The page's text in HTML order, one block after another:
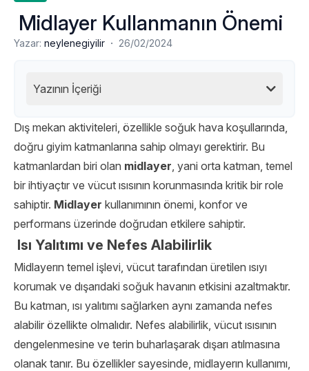
Midlayer Kullanmanın Önemi
Yazar: neylenegiyilir · 26/02/2024
Yazının İçeriği
Dış mekan aktiviteleri, özellikle soğuk hava koşullarında,
doğru giyim katmanlarına sahip olmayı gerektirir. Bu
katmanlardan biri olan midlayer, yani orta katman, temel
bir ihtiyaçtır ve vücut ısısının korunmasında kritik bir role
sahiptir. Midlayer kullanımının önemi, konfor ve
performans üzerinde doğrudan etkilere sahiptir.
Isı Yalıtımı ve Nefes Alabilirlik
Midlayerın temel işlevi, vücut tarafından üretilen ısıyı
korumak ve dışarıdaki soğuk havanın etkisini azaltmaktır.
Bu katman, ısı yalıtımı sağlarken aynı zamanda nefes
alabilir özellikte olmalıdır. Nefes alabilirlik, vücut ısısının
dengelenmesine ve terin buharlaşarak dışarı atılmasına
olanak tanır. Bu özellikler sayesinde, midlayerın kullanımı,